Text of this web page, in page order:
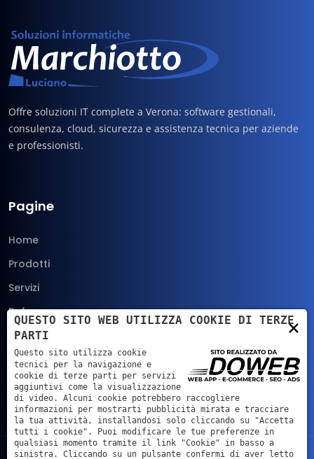
Offre soluzioni IT complete a Verona: software gestionali,
consulenza, cloud, sicurezza e assistenza tecnica per aziende
e professionisti.
Pagine
Home
Prodotti
Servizi
Referenze
News
Azienda
Contatti
×
QUESTO SITO WEB UTILIZZA COOKIE DI TERZE
PARTI
Questo sito utilizza cookie
tecnici per la navigazione e
cookie di terze parti per servizi
aggiuntivi come la visualizzazione
di video. Alcuni cookie potrebbero raccogliere
informazioni per mostrarti pubblicità mirata e tracciare
la tua attività, installandosi solo cliccando su "Accetta
tutti i cookie". Puoi modificare le tue preferenze in
qualsiasi momento tramite il link "Cookie" in basso a
sinistra. Cliccando su un pulsante confermi di aver letto